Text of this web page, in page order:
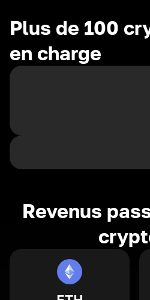
Plus de 100
en charge
Revenus